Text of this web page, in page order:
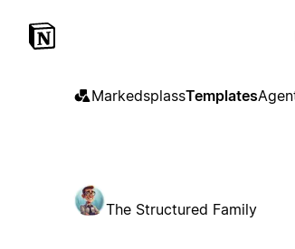
MarkedsplassTemplates
The Structured Family